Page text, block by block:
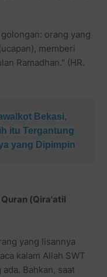
orang yang
memberi
Ramadhan." (HR.
Bekasi,
itu Tergantung
yang Dipimpin
(Qira'atil
yang lisannya
kalam Allah SWT
Bahkan, saat